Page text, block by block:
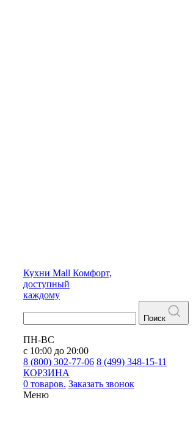
Кухни Mall Комфорт,
доступный
каждому
Поиск
ПН-ВС
с 10:00 до 20:00
8 (800) 302-77-06 8 (499) 348-15-11
КОРЗИНА
0 товаров. Заказать звонок
Меню